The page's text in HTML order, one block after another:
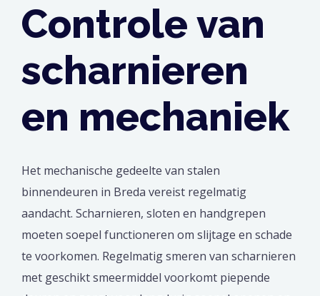
Controle van
scharnieren
en mechaniek
Het mechanische gedeelte van stalen
binnendeuren in Breda vereist regelmatig
aandacht. Scharnieren, sloten en handgrepen
moeten soepel functioneren om slijtage en schade
te voorkomen. Regelmatig smeren van scharnieren
met geschikt smeermiddel voorkomt piepende